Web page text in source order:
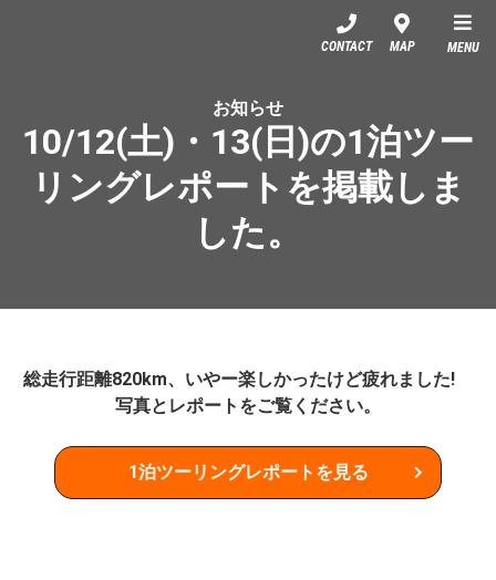
CONTACT MAP MENU
お知らせ
10/12(土)・13(日)の1泊ツー
リングレポートを掲載しま
した。
総走行距離820km、いやー楽しかったけど疲れました!
写真とレポートをご覧ください。
1泊ツーリングレポートを見る